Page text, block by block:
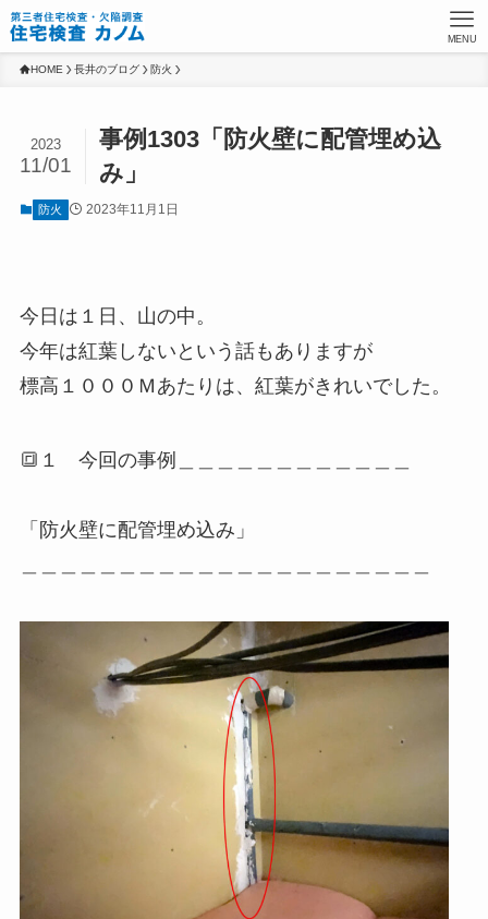
MENU
HOME 長井のブログ 防火
事例1303「防火壁に配管埋め込
み」
2023
11/01
防火 2023年11月1日
今日は１日、山の中。
今年は紅葉しないという話もありますが
標高１０００Ｍあたりは、紅葉がきれいでした。
🔳１ 今回の事例＿＿＿＿＿＿＿＿＿＿＿＿
「防火壁に配管埋め込み」